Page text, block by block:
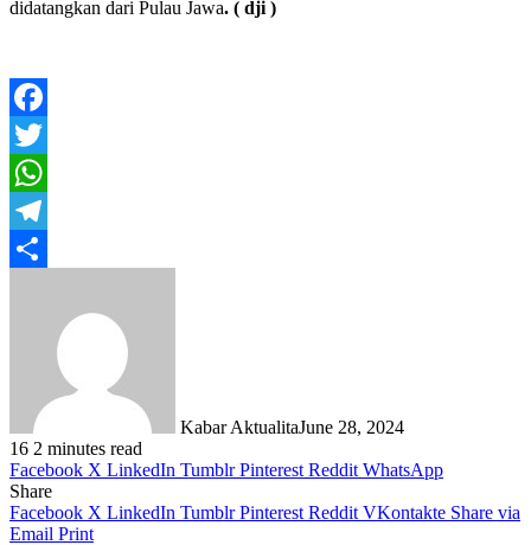
didatangkan dari Pulau Jawa. ( dji )
Facebook
Twitter
WhatsApp
Telegram
Kabar AktualitaJune 28, 2024
16 2 minutes read
Facebook X LinkedIn Tumblr Pinterest Reddit WhatsApp
Share
Facebook X LinkedIn Tumblr Pinterest Reddit VKontakte Share via
Email Print